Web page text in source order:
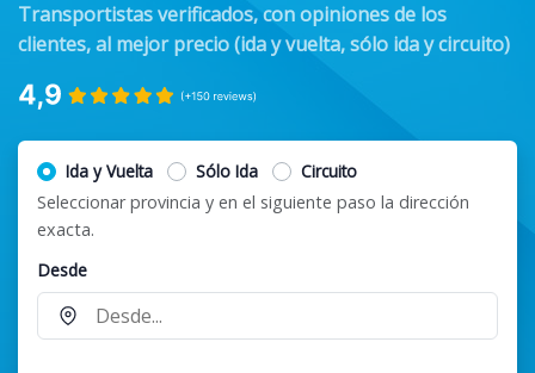
Transportistas verificados, con opiniones de los
clientes, al mejor precio (ida y vuelta, sólo ida y circuito)
Ida y Vuelta Sólo Ida
Circuito
Seleccionar provincia y en el siguiente paso la dirección
exacta.
Desde